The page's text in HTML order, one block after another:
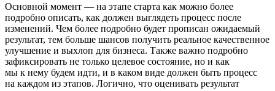
Основной момент — на этапе старта как можно более
подробно описать, как должен выглядеть процесс после
изменений. Чем более подробно будет прописан ожидаемый
результат, тем больше шансов получить реальное качественное
улучшение и выхлоп для бизнеса. Также важно подробно
зафиксировать не только целевое состояние, но и как
мы к нему будем идти, и в каком виде должен быть процесс
на каждом из этапов. Логично, что оценивать результат